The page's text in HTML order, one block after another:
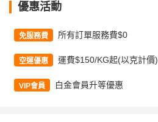
優惠活動
免服務費 所有訂單服務費$0
空運優惠 運費$150/KG起(以克計價)
VIP會員 白金會員升等優惠